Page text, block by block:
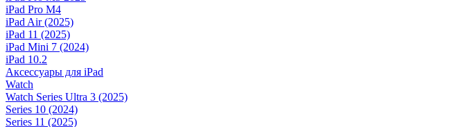
iPad Pro M4
iPad Air (2025)
iPad 11 (2025)
iPad Mini 7 (2024)
iPad 10.2
Аксессуары для iPad
Watch
Watch Series Ultra 3 (2025)
Series 10 (2024)
Series 11 (2025)